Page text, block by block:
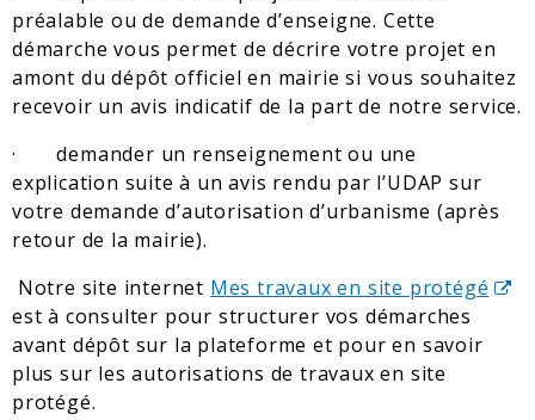
préalable ou de demande d’enseigne. Cette
démarche vous permet de décrire votre projet en
amont du dépôt officiel en mairie si vous souhaitez
recevoir un avis indicatif de la part de notre service.
· demander un renseignement ou une
explication suite à un avis rendu par l’UDAP sur
votre demande d’autorisation d’urbanisme (après
retour de la mairie).
Notre site internet Mes travaux en site protégé
est à consulter pour structurer vos démarches
avant dépôt sur la plateforme et pour en savoir
plus sur les autorisations de travaux en site
protégé.